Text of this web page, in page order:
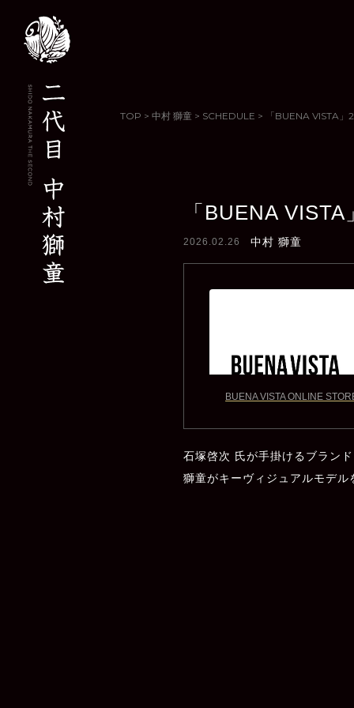
TOP > 中村 獅童 > SCHEDULE > 「BUENA VISTA
「BUENA
2026.02.26 中村 獅童
BUENA VISTA ONLINE
石塚啓次 氏が手掛けるブラン
獅童がキーヴィジュアルモデル